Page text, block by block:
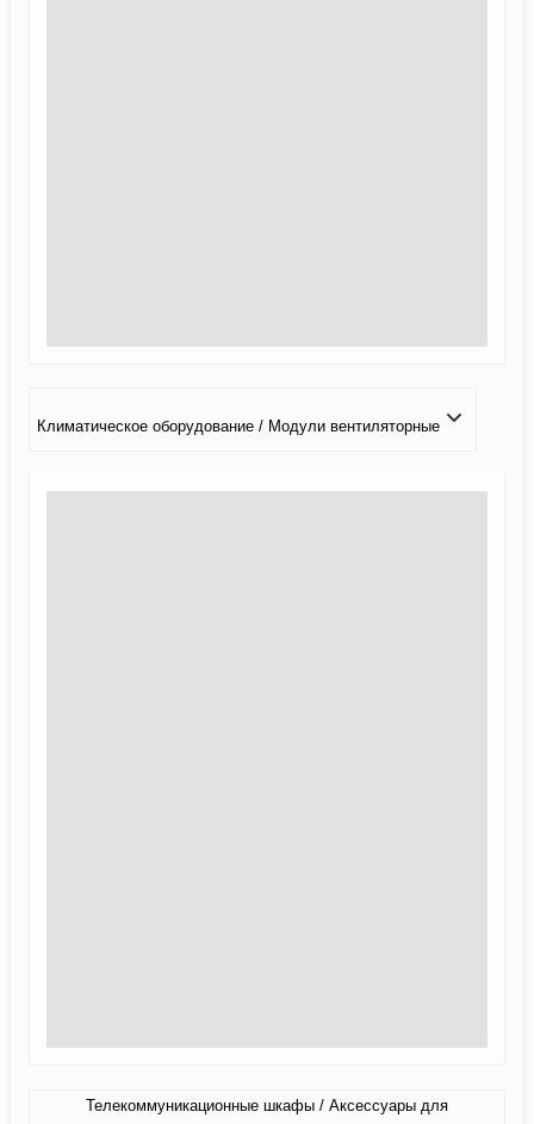
Климатичeское оборудование / Модули вентиляторные
Телекоммуникационные шкафы / Аксессуары для